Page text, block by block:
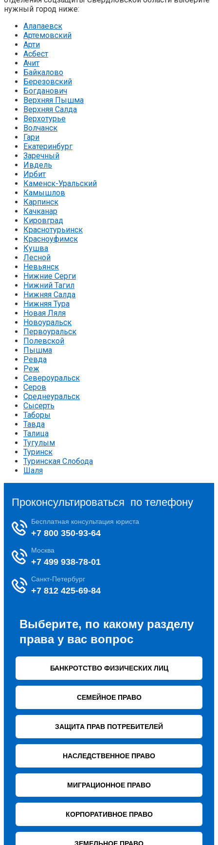
нужный город ниже:
Алапаевск
Артемовский
Арти
Асбест
Ачит
Байкалово
Березовский
Богданович
Верхняя Пышма
Верхняя Салда
Верхотурье
Волчанск
Гари
Екатеринбург
Заречный
Ивдель
Ирбит
Каменск-Уральский
Камышлов
Карпинск
Качканар
Кировград
Краснотурьинск
Красноуфимск
Кушва
Лесной
Невьянск
Нижние Серги
Нижний Тагил
Нижняя Салда
Нижняя Тура
Новая Ляля
Новоуральск
Первоуральск
Полевской
Пышма
Ревда
Реж
Североуральск
Серов
Среднеуральск
Сысерть
Таборы
Тавда
Талица
Тугулым
Туринск
Туринская Слобода
Шаля